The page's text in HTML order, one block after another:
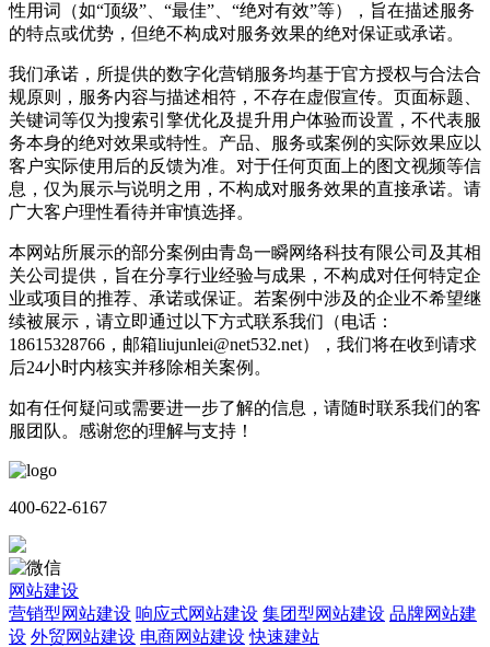
性用词（如“顶级”、“最佳”、“绝对有效”等），旨在描述服务
的特点或优势，但绝不构成对服务效果的绝对保证或承诺。
我们承诺，所提供的数字化营销服务均基于官方授权与合法合
规原则，服务内容与描述相符，不存在虚假宣传。页面标题、
关键词等仅为搜索引擎优化及提升用户体验而设置，不代表服
务本身的绝对效果或特性。产品、服务或案例的实际效果应以
客户实际使用后的反馈为准。对于任何页面上的图文视频等信
息，仅为展示与说明之用，不构成对服务效果的直接承诺。请
广大客户理性看待并审慎选择。
本网站所展示的部分案例由青岛一瞬网络科技有限公司及其相
关公司提供，旨在分享行业经验与成果，不构成对任何特定企
业或项目的推荐、承诺或保证。若案例中涉及的企业不希望继
续被展示，请立即通过以下方式联系我们（电话：
18615328766，邮箱liujunlei@net532.net），我们将在收到请求
后24小时内核实并移除相关案例。
如有任何疑问或需要进一步了解的信息，请随时联系我们的客
服团队。感谢您的理解与支持！
400-622-6167
网站建设
营销型网站建设 响应式网站建设 集团型网站建设 品牌网站建
设 外贸网站建设 电商网站建设 快速建站